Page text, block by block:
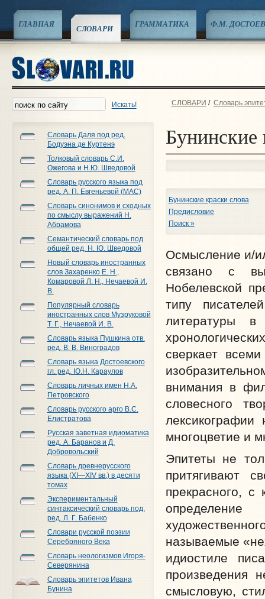
ГЛАВНАЯ СЛОВАРИ ГРАММАТИКА Ф.М.
Искать!
Словарь Даля под ред.
Бодуэна де Куртенэ
Толковый словарь С.И.
Ожегова и Н.Ю. Шведовой
Словарь русского языка под
ред. А. П. Евгеньевой (МАС)
Словарь синонимов и сходных
по смыслу выражений Н.
Абрамова
Семантический словарь под
общей ред. Н. Ю. Шведовой
Новый словарь иностранных
слов Захаренко Е. Н.,
Комаровой Л. Н., Нечаевой И.
В.
Популярный словарь
иностранных слов Музруковой
Т. Г., Нечаевой И. В.
Словарь языка Пушкина отв.
ред. В. В. Виноградов
Словарь языка Достоевского
гл. ред. Ю.Н. Караулов
Словарь личных имен Н.А.
Петровского
Словарь русского арго В.С.
Елистратова
Русская заветная идиоматика
ред. А. Баранов и Д.
Добровольский
Словарь древнерусского
языка (XI—XIV вв.) в десяти
томах
Экспериментальный
синтаксический словарь под.
ред. Л. Г. Бабенко
Словари русской поэзии
Серебряного Века
Словарь неологизмов Игоря-
Северянина
Словарь эпитетов Ивана
Бунина
СЛОВАРИ / Словарь
Бунинские
Бунинские краски слова
Предисловие
Поиск »
Осмысление и/
связано с
Нобелевской
типу
литературы
сверкает
внимания в
словесного
многоцветие и
Эпитеты не
притягивают
прекрасного, с
называемые
идиостиле
произведения
смысловую,